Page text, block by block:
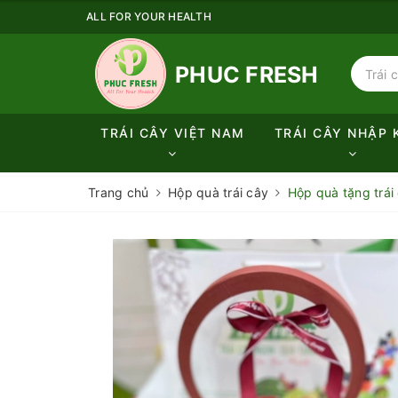
ALL FOR YOUR HEALTH
PHUC FRESH
TRÁI CÂY VIỆT NAM TRÁI CÂY NHẬP
Trang chủ Hộp quà trái cây Hộp quà tặng